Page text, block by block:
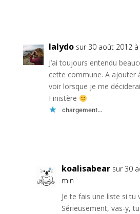
lalydo sur 30 août 2012
J’ai toujours entendu
cette commune. A ajouter
voir lorsque je me
Finistère
chargement…
koalisabear sur 30
min
Je te fais une liste si tu
Sérieusement, vas-y,